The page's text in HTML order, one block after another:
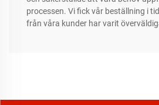
processen. Vi fick vår beställning i
från våra kunder har varit